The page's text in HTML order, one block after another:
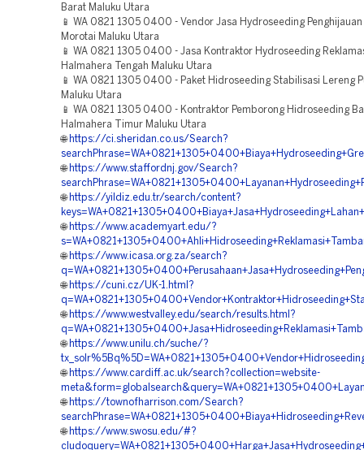
Barat Maluku Utara
📱 WA 0821 1305 0400 - Vendor Jasa Hydroseeding Penghijauan
Morotai Maluku Utara
📱 WA 0821 1305 0400 - Jasa Kontraktor Hydroseeding
Halmahera Tengah Maluku Utara
📱 WA 0821 1305 0400 - Paket Hidroseeding Stabilisasi Lereng
Maluku Utara
📱 WA 0821 1305 0400 - Kontraktor Pemborong Hidroseeding
Halmahera Timur Maluku Utara
🌐 https://ci.sheridan.co.us/Search?
🌐 https://www.staffordnj.gov/Search?
🌐 https://yildiz.edu.tr/search/content?
🌐 https://www.academyart.edu/?
🌐 https://www.icasa.org.za/search?
🌐 https://cuni.cz/UK-1.html?
🌐 https://www.westvalley.edu/search/results.html?
🌐 https://www.unilu.ch/suche/?
🌐 https://www.cardiff.ac.uk/search?collection=website-
🌐 https://townofharrison.com/Search?
🌐 https://www.swosu.edu/#?